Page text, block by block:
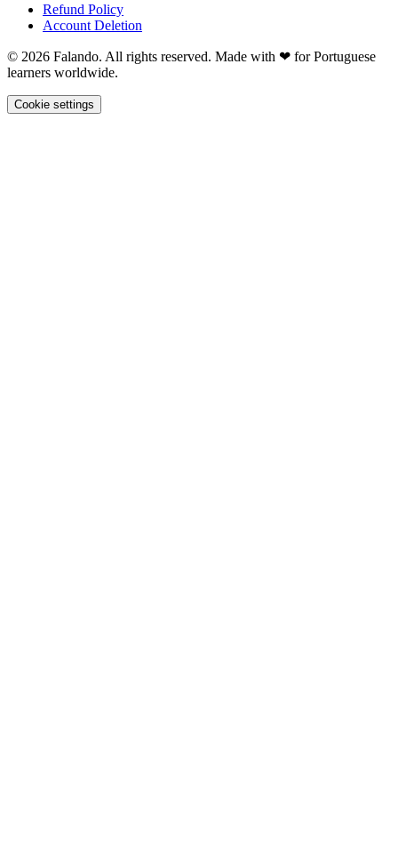
Refund Policy
Account Deletion
© 2026 Falando. All rights reserved. Made with ❤ for Portuguese
learners worldwide.
Cookie settings